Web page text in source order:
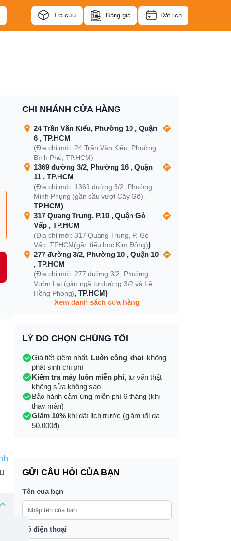
Tra cứu Bảng giá Đặt lịch
CHI NHÁNH CỬA HÀNG
24 Trần Văn Kiểu, Phường 10 , Quận
6 , TP.HCM
(Địa chỉ mới: 24 Trần Văn Kiểu, Phường
Bình Phú, TP.HCM)
1369 đường 3/2, Phường 16 , Quận
11 , TP.HCM
(Địa chỉ mới: 1369 đường 3/2, Phường
Minh Phụng (gần cầu vượt Cây Gõ),
TP.HCM)
317 Quang Trung, P.10 , Quận Gò
Vấp , TP.HCM
(Địa chỉ mới: 317 Quang Trung, P. Gò
Vấp, TPHCM(gần tiểu học Kim Đồng))
277 đường 3/2, Phường 10 , Quận 10
, TP.HCM
(Địa chỉ mới: 277 đường 3/2, Phường
Vườn Lài (gần ngã tư đường 3/2 và Lê
Hồng Phong), TP.HCM)
Xem danh sách cửa hàng
LÝ DO CHỌN CHÚNG TÔI
Giá tiết kiệm nhất, Luôn công khai, không
phát sinh chi phí
Kiểm tra máy luôn miễn phí, tư vấn thật
không sửa không sao
Bảo hành cảm ứng miễn phí 6 tháng (khi
thay màn)
Giảm 10% khi đặt lịch trước (giảm tối đa
50.000đ)
GỬI CÂU HỎI CỦA BẠN
Tên của bạn
Số điện thoại